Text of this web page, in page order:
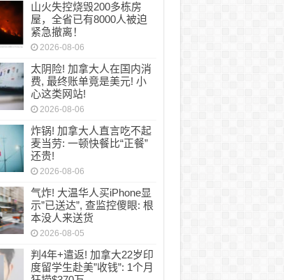
山火失控烧毁200多栋房
屋，全省已有8000人被迫
紧急撤离！
2026-08-06
太阴险! 加拿大人在国内消
费, 最终账单竟是美元! 小
心这类网站!
2026-08-06
炸锅! 加拿大人直言吃不起
麦当劳: 一顿快餐比“正餐”
还贵!
2026-08-06
气炸! 大温华人买iPhone显
示”已送达”, 查监控傻眼: 根
本没人来送货
2026-08-05
判4年+遣返! 加拿大22岁印
度留学生赴美”收钱”: 1个月